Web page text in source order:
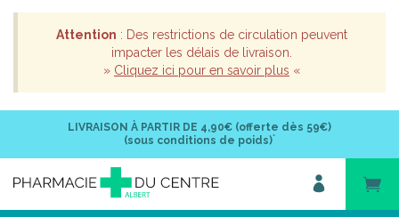
Attention : Des restrictions de circulation peuvent
impacter les délais de livraison.
» Cliquez ici pour en savoir plus «
LIVRAISON À PARTIR DE 4,90€ (offerte dès 59€)
(sous conditions de poids)*